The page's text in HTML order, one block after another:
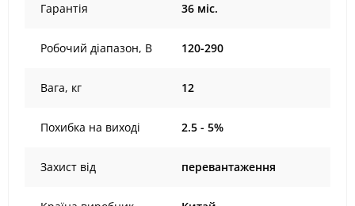
Гарантія 36 міс.
Робочий діапазон, В 120-290
Вага, кг 12
Похибка на виході 2.5 - 5%
Захист від перевантаження